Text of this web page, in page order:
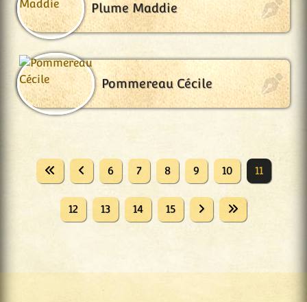
Plume Maddie
Pommereau Cécile
6 7 8 9 10 11
12 13 14 15